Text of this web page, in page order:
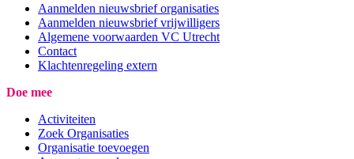
Aanmelden nieuwsbrief organisaties
Aanmelden nieuwsbrief vrijwilligers
Algemene voorwaarden VC Utrecht
Contact
Klachtenregeling extern
Doe mee
Activiteiten
Zoek Organisaties
Organisatie toevoegen